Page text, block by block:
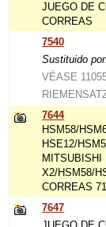
JUEGO DE
CORREAS
7540
Sustituido
VÉASE
7644
HSM58/
HSE12/
MITSUBISHI
X2/HSM58/
CORREAS
7647